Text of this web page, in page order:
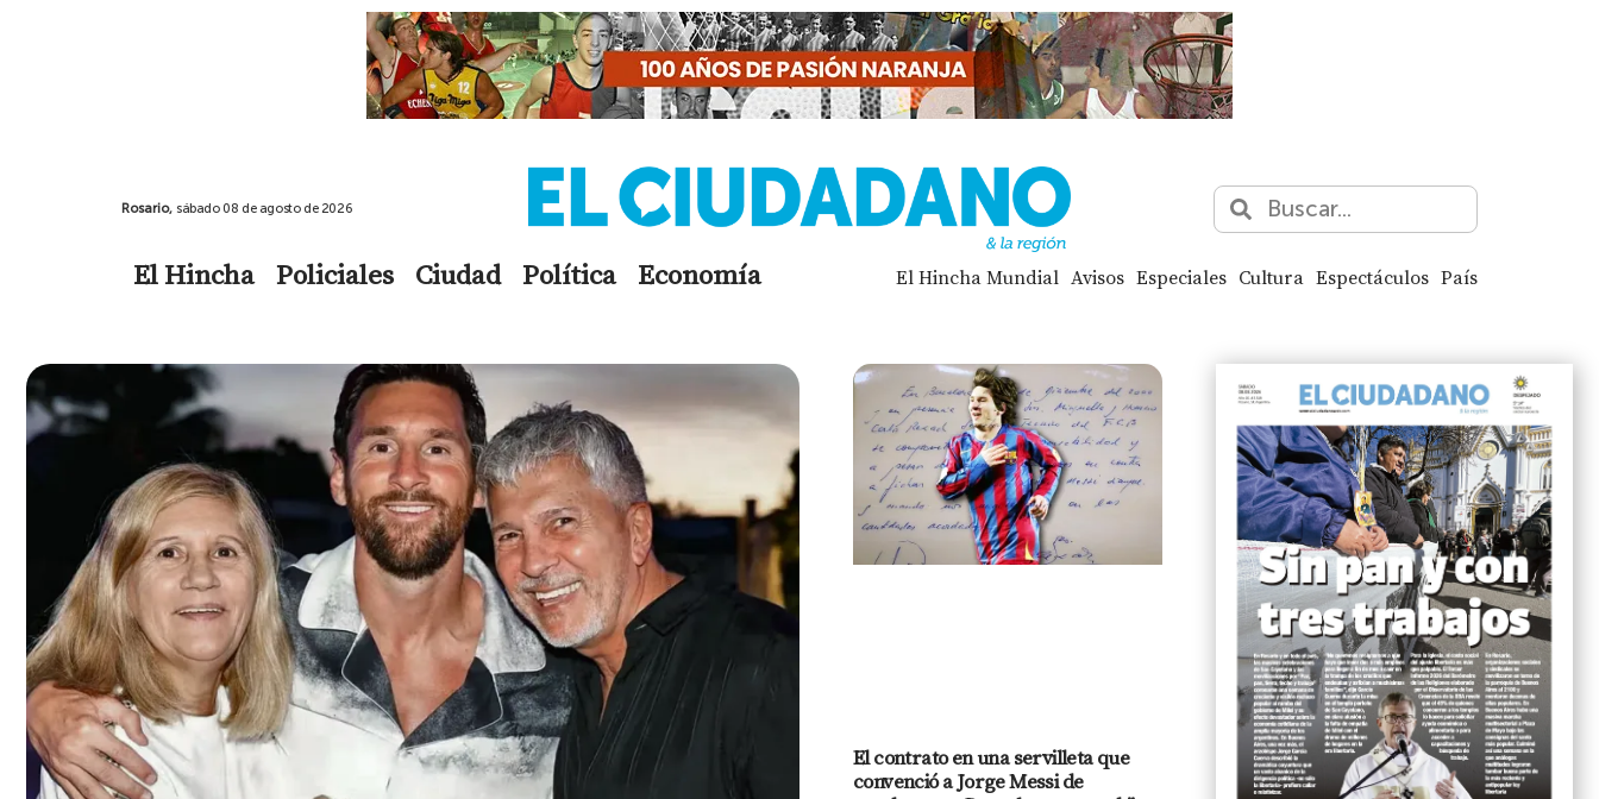
Rosario, sábado 08 de agosto de 2026
El Hincha Policiales Ciudad Política Economía El Hincha Mundial Avisos Especiales Cultura Espectáculos País
El contrato en una servilleta que
convenció a Jorge Messi de